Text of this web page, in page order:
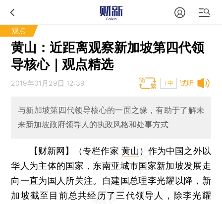
观点
黄山：近距离观察新加坡第四代领
导核心｜观点精选
试听
2019年01月29日 12:39 T中
与新加坡第四代领导核心的一面之缘，有助于了解未
来新加坡政府领导人的执政风格和处事方式
【财新网】（专栏作家 黄山 ）作为中国之外以
华人为主体的国家，东南亚城市国家新加坡发展走
向一直为国人所关注。自建国总理李光耀以降，新
加坡截至目前总共经历了三代领导人，除李光耀